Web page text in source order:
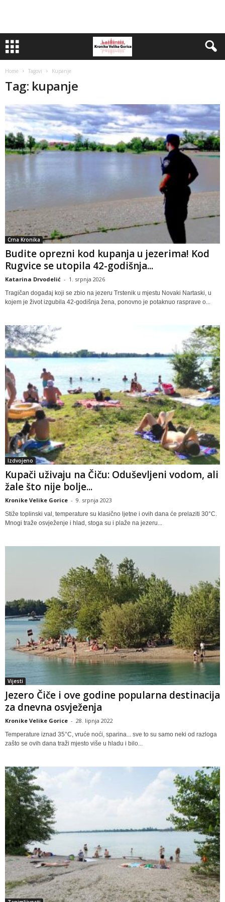
Home Tagovi Kupanje
Tag: kupanje
Crna Kronika
Budite oprezni kod kupanja u jezerima! Kod
Rugvice se utopila 42-godišnja...
Katarina Drvodelić - 1. srpnja 2026
Tragičan događaj koji se zbio na jezeru Trstenik u mjestu Novaki Nartaski, u
kojem je život izgubila 42-godišnja žena, ponovno je potaknuo rasprave o...
Izdvojeno
Kupači uživaju na Čiču: Oduševljeni vodom, ali
žale što nije bolje...
Kronike Velike Gorice - 9. srpnja 2023
Stiže toplinski val, temperature su klasično ljetne i ovih dana će prelaziti 30°C.
Mnogi traže osvježenje i hlad, stoga su i plaže na jezeru...
Vijesti
Jezero Čiče i ove godine popularna destinacija
za dnevna osvježenja
Kronike Velike Gorice - 28. lipnja 2022
Temperature iznad 35°C, vruće noći, sparina... sve to su samo neki od razloga
zašto se ovih dana traži mjesto više u hladu i bilo...